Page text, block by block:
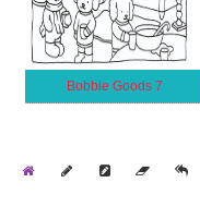
Bobbie Goods 7